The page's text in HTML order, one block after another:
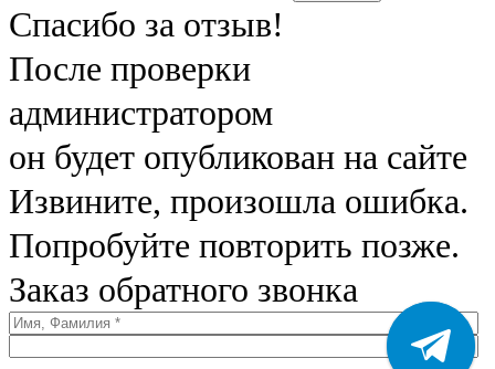
Спасибо за отзыв!
После проверки
администратором
он будет опубликован на сайте
Извините, произошла ошибка.
Попробуйте повторить позже.
Заказ обратного звонка